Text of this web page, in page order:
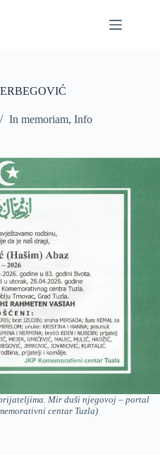
In memoriam, Info
Mir duši njegovoj – portal
centar Tuzla)